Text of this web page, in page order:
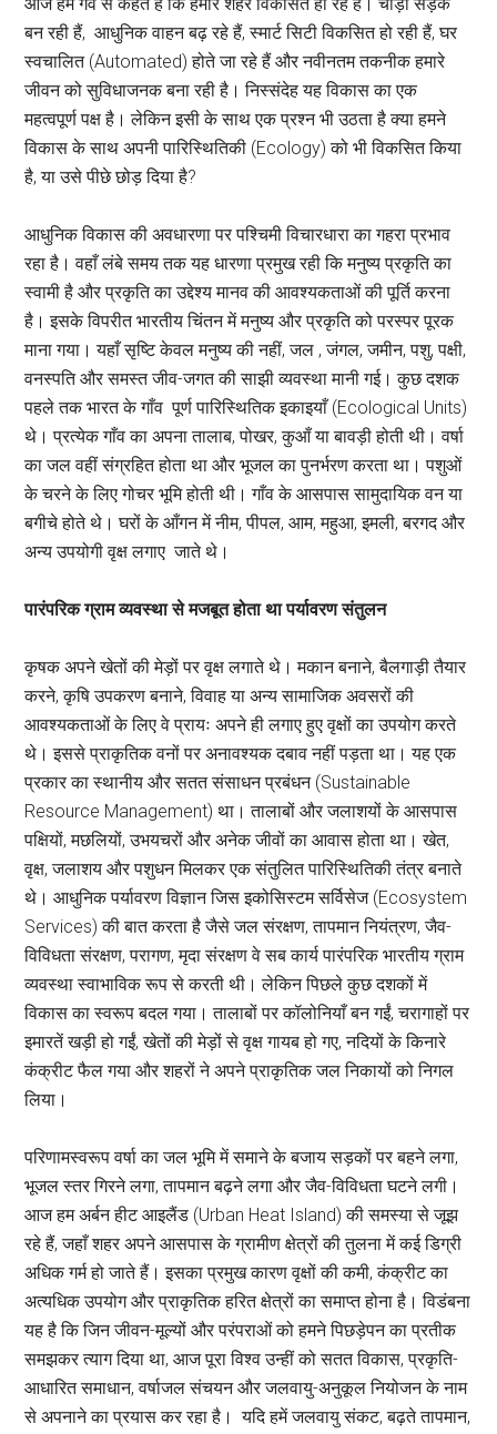
बन रही हैं, आधुनिक वाहन बढ़ रहे हैं, स्मार्ट सिटी विकसित हो रही हैं, घर
स्वचालित (Automated) होते जा रहे हैं और नवीनतम तकनीक हमारे
जीवन को सुविधाजनक बना रही है। निस्संदेह यह विकास का एक
महत्वपूर्ण पक्ष है। लेकिन इसी के साथ एक प्रश्न भी उठता है क्या हमने
विकास के साथ अपनी पारिस्थितिकी (Ecology) को भी विकसित किया
है, या उसे पीछे छोड़ दिया है?
आधुनिक विकास की अवधारणा पर पश्चिमी विचारधारा का गहरा प्रभाव
रहा है। वहाँ लंबे समय तक यह धारणा प्रमुख रही कि मनुष्य प्रकृति का
स्वामी है और प्रकृति का उद्देश्य मानव की आवश्यकताओं की पूर्ति करना
है। इसके विपरीत भारतीय चिंतन में मनुष्य और प्रकृति को परस्पर पूरक
माना गया। यहाँ सृष्टि केवल मनुष्य की नहीं, जल , जंगल, जमीन, पशु, पक्षी,
वनस्पति और समस्त जीव-जगत की साझी व्यवस्था मानी गई। कुछ दशक
पहले तक भारत के गाँव पूर्ण पारिस्थितिक इकाइयाँ (Ecological Units)
थे। प्रत्येक गाँव का अपना तालाब, पोखर, कुआँ या बावड़ी होती थी। वर्षा
का जल वहीं संग्रहित होता था और भूजल का पुनर्भरण करता था। पशुओं
के चरने के लिए गोचर भूमि होती थी। गाँव के आसपास सामुदायिक वन या
बगीचे होते थे। घरों के आँगन में नीम, पीपल, आम, महुआ, इमली, बरगद और
अन्य उपयोगी वृक्ष लगाए जाते थे।
पारंपरिक ग्राम व्यवस्था से मजबूत होता था पर्यावरण संतुलन
कृषक अपने खेतों की मेड़ों पर वृक्ष लगाते थे। मकान बनाने, बैलगाड़ी तैयार
करने, कृषि उपकरण बनाने, विवाह या अन्य सामाजिक अवसरों की
आवश्यकताओं के लिए वे प्रायः अपने ही लगाए हुए वृक्षों का उपयोग करते
थे। इससे प्राकृतिक वनों पर अनावश्यक दबाव नहीं पड़ता था। यह एक
प्रकार का स्थानीय और सतत संसाधन प्रबंधन (Sustainable
Resource Management) था। तालाबों और जलाशयों के आसपास
पक्षियों, मछलियों, उभयचरों और अनेक जीवों का आवास होता था। खेत,
वृक्ष, जलाशय और पशुधन मिलकर एक संतुलित पारिस्थितिकी तंत्र बनाते
थे। आधुनिक पर्यावरण विज्ञान जिस इकोसिस्टम सर्विसेज (Ecosystem
Services) की बात करता है जैसे जल संरक्षण, तापमान नियंत्रण, जैव-
विविधता संरक्षण, परागण, मृदा संरक्षण वे सब कार्य पारंपरिक भारतीय ग्राम
व्यवस्था स्वाभाविक रूप से करती थी। लेकिन पिछले कुछ दशकों में
विकास का स्वरूप बदल गया। तालाबों पर कॉलोनियाँ बन गईं, चरागाहों पर
इमारतें खड़ी हो गईं, खेतों की मेड़ों से वृक्ष गायब हो गए, नदियों के किनारे
कंक्रीट फैल गया और शहरों ने अपने प्राकृतिक जल निकायों को निगल
लिया।
परिणामस्वरूप वर्षा का जल भूमि में समाने के बजाय सड़कों पर बहने लगा,
भूजल स्तर गिरने लगा, तापमान बढ़ने लगा और जैव-विविधता घटने लगी।
आज हम अर्बन हीट आइलैंड (Urban Heat Island) की समस्या से जूझ
रहे हैं, जहाँ शहर अपने आसपास के ग्रामीण क्षेत्रों की तुलना में कई डिग्री
अधिक गर्म हो जाते हैं। इसका प्रमुख कारण वृक्षों की कमी, कंक्रीट का
अत्यधिक उपयोग और प्राकृतिक हरित क्षेत्रों का समाप्त होना है। विडंबना
यह है कि जिन जीवन-मूल्यों और परंपराओं को हमने पिछड़ेपन का प्रतीक
समझकर त्याग दिया था, आज पूरा विश्व उन्हीं को सतत विकास, प्रकृति-
आधारित समाधान, वर्षाजल संचयन और जलवायु-अनुकूल नियोजन के नाम
से अपनाने का प्रयास कर रहा है। यदि हमें जलवायु संकट, बढ़ते तापमान,